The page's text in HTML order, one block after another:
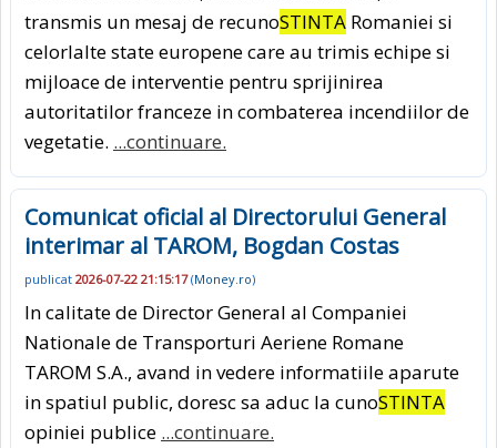
transmis un mesaj de recunoSTINTA Romaniei si
celorlalte state europene care au trimis echipe si
mijloace de interventie pentru sprijinirea
autoritatilor franceze in combaterea incendiilor de
vegetatie. ...continuare.
Comunicat oficial al Directorului General
interimar al TAROM, Bogdan Costas
publicat 2026-07-22 21:15:17(Money.ro)
In calitate de Director General al Companiei
Nationale de Transporturi Aeriene Romane
TAROM S.A., avand in vedere informatiile aparute
in spatiul public, doresc sa aduc la cunoSTINTA
opiniei publice ...continuare.